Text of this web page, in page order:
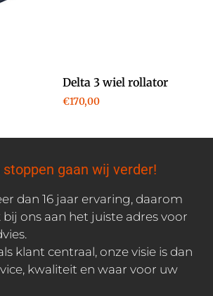
Delta 3 wiel rollator
€170,00
gaan wij verder!
dan 16 jaar ervaring, daarom
ons aan het juiste adres voor
klant centraal, onze visie is dan
kwaliteit en waar voor uw